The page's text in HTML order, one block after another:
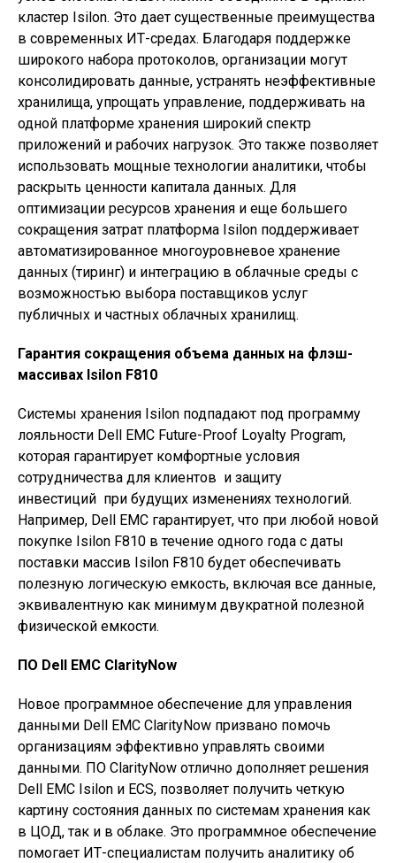
кластер Isilon. Это дает существенные преимущества
в современных ИТ-средах. Благодаря поддержке
широкого набора протоколов, организации могут
консолидировать данные, устранять неэффективные
хранилища, упрощать управление, поддерживать на
одной платформе хранения широкий спектр
приложений и рабочих нагрузок. Это также позволяет
использовать мощные технологии аналитики, чтобы
раскрыть ценности капитала данных. Для
оптимизации ресурсов хранения и еще большего
сокращения затрат платформа Isilon поддерживает
автоматизированное многоуровневое хранение
данных (тиринг) и интеграцию в облачные среды с
возможностью выбора поставщиков услуг
публичных и частных облачных хранилищ.
Гарантия сокращения объема данных на флэш-
массивах Isilon F810
Системы хранения Isilon подпадают под программу
лояльности Dell EMC Future-Proof Loyalty Program,
которая гарантирует комфортные условия
сотрудничества для клиентов и защиту
инвестиций при будущих изменениях технологий.
Например, Dell EMC гарантирует, что при любой новой
покупке Isilon F810 в течение одного года с даты
поставки массив Isilon F810 будет обеспечивать
полезную логическую емкость, включая все данные,
эквивалентную как минимум двукратной полезной
физической емкости.
ПО Dell EMC ClarityNow
Новое программное обеспечение для управления
данными Dell EMC ClarityNow призвано помочь
организациям эффективно управлять своими
данными. ПО ClarityNow отлично дополняет решения
Dell EMC Isilon и ECS, позволяет получить четкую
картину состояния данных по системам хранения как
в ЦОД, так и в облаке. Это программное обеспечение
помогает ИТ-специалистам получить аналитику об